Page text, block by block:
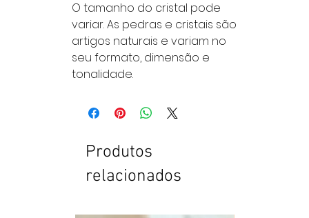
O tamanho do cristal pode
variar. As pedras e cristais são
artigos naturais e variam no
seu formato, dimensão e
tonalidade.
Produtos
relacionados